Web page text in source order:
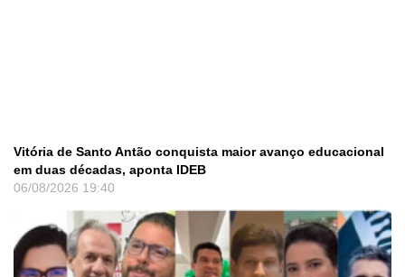
Vitória de Santo Antão conquista maior avanço educacional
em duas décadas, aponta IDEB
06/08/2026 19:40